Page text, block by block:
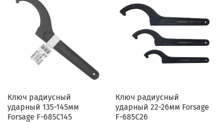
Ключ радиусный
ударный 135-145мм
Forsage F-685C145
Ключ радиусный
ударный 22-26мм Forsage
F-685C26